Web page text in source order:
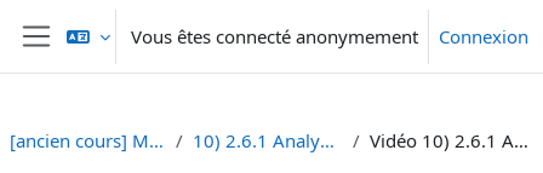
Passer au contenu principal
Panneau latéral
Vous êtes connecté anonymement Connexion
[ancien cours] Méthodes I - BA Sciences de la Communication [SA 23] 10) 2.6.1 Analyse des données : analyse qualitative de contenus textuels Vidéo 10) 2.6.1 Analyse des données : analyse qualitative de contenus textuels